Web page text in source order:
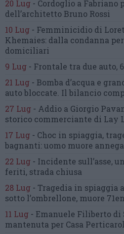
20 Lug - Cordoglio a Fabriano
dell’architetto Bruno Rossi
10 Lug - Femminicidio di
Khemaies: dalla condanna
domiciliari
9 Lug - Frontale tra due auto,
21 Lug - Bomba d’acqua e
auto bloccate. Il bilancio
27 Lug - Addio a Giorgio
storico commerciante di Lay
17 Lug - Choc in spiaggia,
bagnanti:uomo muore
22 Lug - Incidente sull’asse,
feriti, strada chiusa
28 Lug - Tragedia in spiaggia
sotto l’ombrellone, muore
11 Lug - Emanuele Filiberto di
mantenuta per Casa